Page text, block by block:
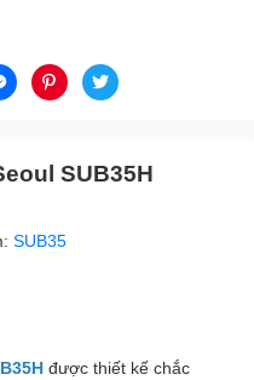
SUB35H
SUB35
được thiết kế chắc